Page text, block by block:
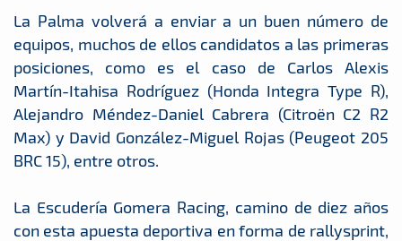
La Palma volverá a enviar a un buen número de
equipos, muchos de ellos candidatos a las primeras
posiciones, como es el caso de Carlos Alexis
Martín-Itahisa Rodríguez (Honda Integra Type R),
Alejandro Méndez-Daniel Cabrera (Citroën C2 R2
Max) y David González-Miguel Rojas (Peugeot 205
BRC 15), entre otros.
La Escudería Gomera Racing, camino de diez años
con esta apuesta deportiva en forma de rallysprint,